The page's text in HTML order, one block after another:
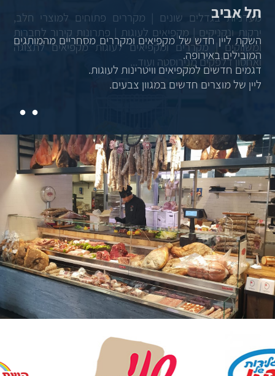
תל אביב
השקת ליין חדש של מקפיאים ומקררים מסחריים מהמותגים
המובילים באירופה.
דגמים חדשים למקפיאים וויטרינות לעוגות.
ליין של מוצרים חדשים במגוון צבעים.